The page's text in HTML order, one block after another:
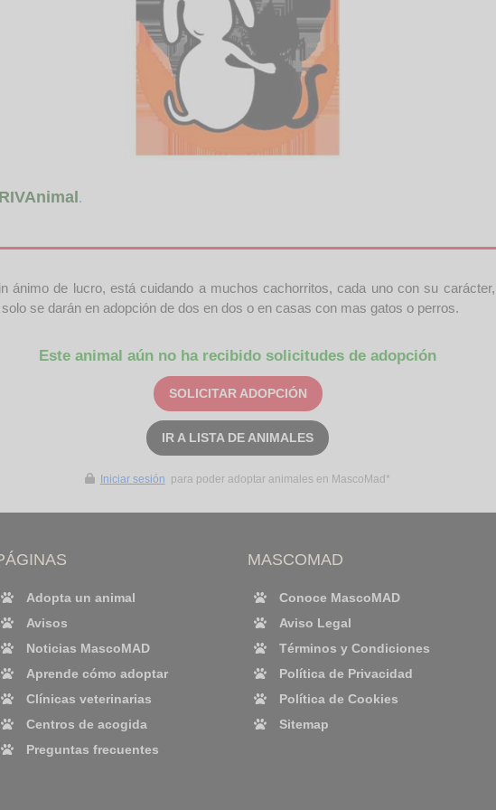
RIVAnimal.
ánimo de lucro, está cuidando a muchos cachorritos, cada uno con su
se darán en adopción de dos en dos o en casas con mas gatos o perros.
Este animal aún no ha recibido solicitudes de adopción
SOLICITAR ADOPCIÓN
IR A LISTA DE ANIMALES
Iniciar sesión para poder adoptar animales en MascoMad*
Adopta un animal
Avisos
Noticias MascoMAD
Aprende cómo adoptar
Clínicas veterinarias
Centros de acogida
Preguntas frecuentes
MASCOMAD
Conoce MascoMAD
Aviso Legal
Términos y Condiciones
Política de Privacidad
Política de Cookies
Sitemap